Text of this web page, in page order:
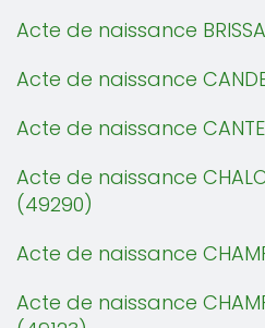
Acte de naissance
Acte de naissance
Acte de naissance
Acte de naissance
(49290)
Acte de naissance
Acte de naissance